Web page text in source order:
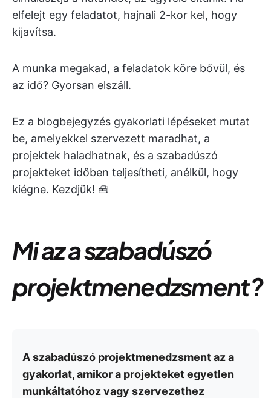
elfelejt egy feladatot, hajnali 2-kor kel, hogy
kijavítsa.
A munka megakad, a feladatok köre bővül, és
az idő? Gyorsan elszáll.
Ez a blogbejegyzés gyakorlati lépéseket mutat
be, amelyekkel szervezett maradhat, a
projektek haladhatnak, és a szabadúszó
projekteket időben teljesítheti, anélkül, hogy
kiégne. Kezdjük! 🧰
Mi az a szabadúszó
projektmenedzsment?
A szabadúszó projektmenedzsment az a
gyakorlat, amikor a projekteket egyetlen
munkáltatóhoz vagy szervezethez